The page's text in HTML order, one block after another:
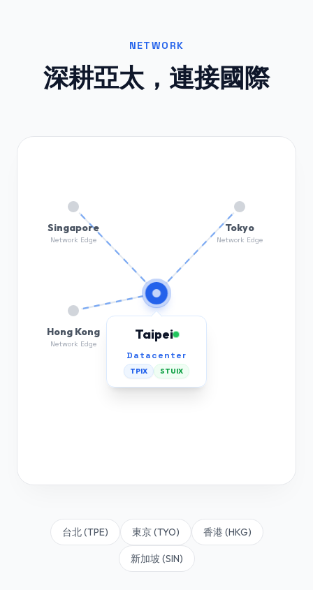
NETWORK
深耕亞太，連接國際
Tokyo
Network Edge
Hong Kong
Network Edge
Singapore
Network Edge
Taipei
Datacenter
TPIX STUIX
台北 (TPE) 東京 (TYO) 香港 (HKG)
新加坡 (SIN)